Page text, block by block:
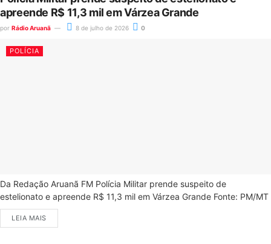
apreende R$ 11,3 mil em Várzea Grande
por Rádio Aruanã 8 de julho de 2026 0
POLÍCIA
Da Redação Aruanã FM Polícia Militar prende suspeito de
estelionato e apreende R$ 11,3 mil em Várzea Grande Fonte: PM/MT
LEIA MAIS